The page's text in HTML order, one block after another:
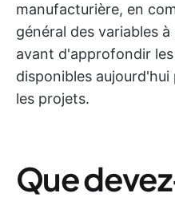
manufacturière, en
général des variables
avant d'approfondir
disponibles
les projets.
Que